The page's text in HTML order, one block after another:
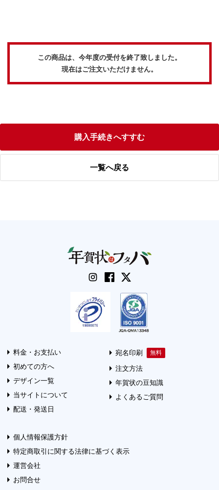
この商品は、今年度の受付を終了致しました。
現在はご注文いただけません。
購入手続きへすすむ
一覧へ戻る
料金・お支払い
初めての方へ
デザイン一覧
当サイトについて
配送・発送日
宛名印刷
注文方法
年賀状の豆知識
よくあるご質問
個人情報保護方針
特定商取引に関する法律に基づく表示
運営会社
お問合せ